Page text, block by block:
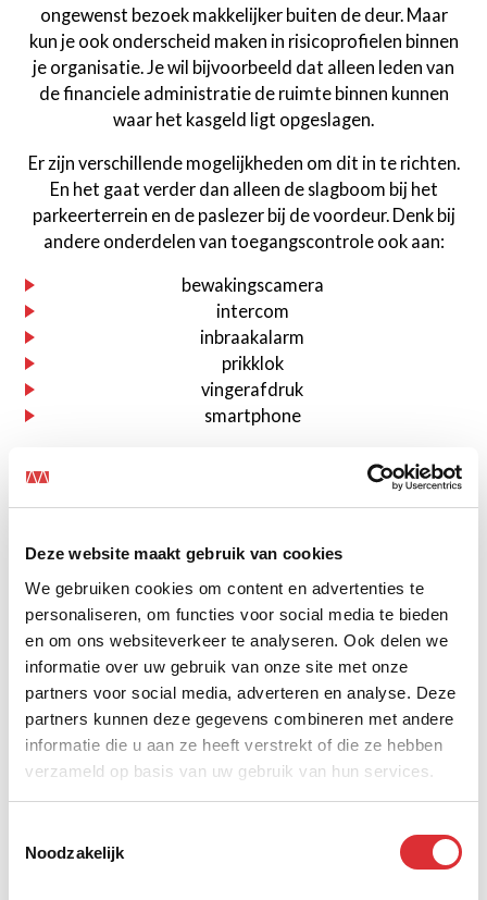
Deze website maakt gebruik van cookies
We gebruiken cookies om content en advertenties te
personaliseren, om functies voor social media te bieden
en om ons websiteverkeer te analyseren. Ook delen we
informatie over uw gebruik van onze site met onze
partners voor social media, adverteren en analyse. Deze
partners kunnen deze gegevens combineren met andere
informatie die u aan ze heeft verstrekt of die ze hebben
verzameld op basis van uw gebruik van hun services.
Noodzakelijk
ongewenst bezoek makkelijker buiten de deur. Maar
kun je ook onderscheid maken in risicoprofielen binnen
je organisatie. Je wil bijvoorbeeld dat alleen leden van
de financiele administratie de ruimte binnen kunnen
waar het kasgeld ligt opgeslagen.
Er zijn verschillende mogelijkheden om dit in te richten.
En het gaat verder dan alleen de slagboom bij het
parkeerterrein en de paslezer bij de voordeur. Denk bij
andere onderdelen van toegangscontrole ook aan:
bewakingscamera
intercom
inbraakalarm
prikklok
vingerafdruk
smartphone
Werking van een toegangscontrolesysteem
toegangscontrolesysteem iemand die ergens toegang
identificatiemiddel. Dit identificatiemiddel wordt
getoetst aan de beschikbare data in een database
waarna toegang wordt toegekend of niet.
Bij de inrichting van het systeem zijn al veel keuzes
gemaakt die bepalen wat mogelijk is. Is er sprake van
verschillende risicoprofielen? Welke
identificatiemiddelen passen bij onze organisatie? En
moet ik profielen of verleende toegang makkelijk
vragen die de revue kunnen passeren.